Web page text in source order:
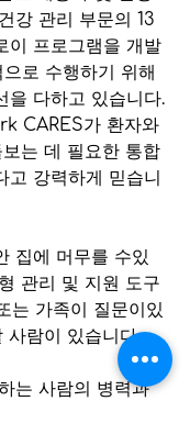
강 관리 부문의 13
이 프로그램을 개발
로 수행하기 위해
을 다하고 있습니다.
CARES가 환자와
는 데 필요한 통합
고 강력하게 믿습니
집에 머무를 수있
관리 및 지원 도구
는 가족이 질문이있
사람이 있습니다.
는 사람의 병력과